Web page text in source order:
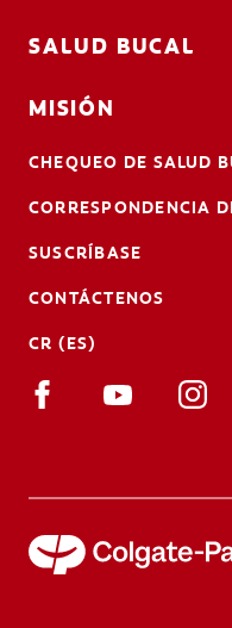
SALUD BUCAL
MISIÓN
CHEQUEO DE SALUD
CORRESPONDENCIA
SUSCRÍBASE
CONTÁCTENOS
CR (ES)